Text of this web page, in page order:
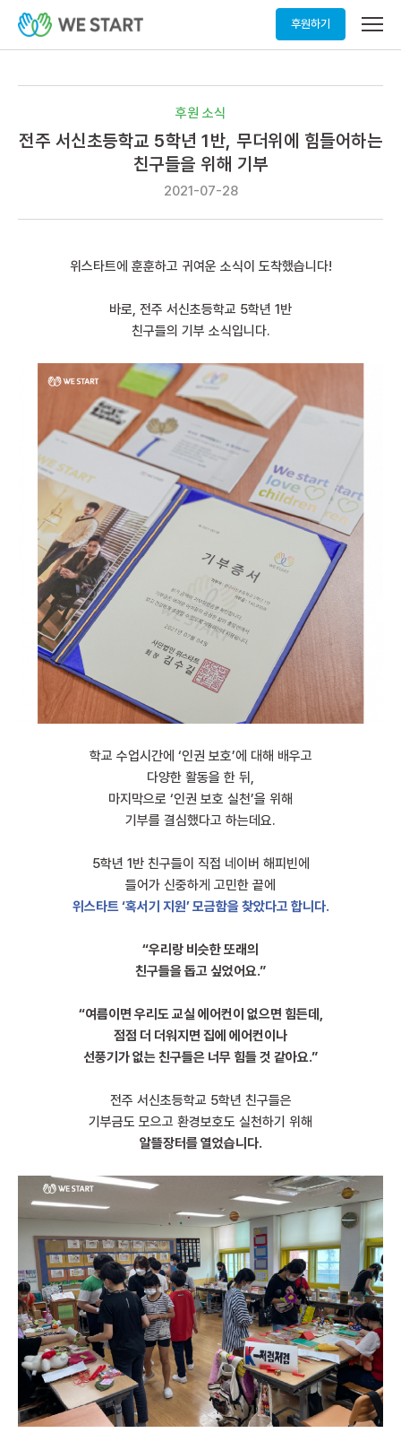
후원하기
메
열
후원 소식
전주 서신초등학교 5학년 1반, 무더위에 힘들어하는
친구들을 위해 기부
2021-07-28
위스타트에 훈훈하고 귀여운 소식이 도착했습니다!
바로, 전주 서신초등학교 5학년 1반
친구들의 기부 소식입니다.
학교 수업시간에 ‘인권 보호’에 대해 배우고
다양한 활동을 한 뒤,
마지막으로 ‘인권 보호 실천’을 위해
기부를 결심했다고 하는데요.
5학년 1반 친구들이 직접 네이버 해피빈에
들어가 신중하게 고민한 끝에
위스타트 ‘혹서기 지원’ 모금함을 찾았다고 합니다.
“우리랑 비슷한 또래의
친구들을 돕고 싶었어요.”
“여름이면 우리도교실 에어컨이 없으면 힘든데,
점점 더 더워지면 집에 에어컨이나
선풍기가 없는 친구들은 너무 힘들 것 같아요.”
전주 서신초등학교 5학년 친구들은
기부금도 모으고 환경보호도 실천하기 위해
알뜰장터를 열었습니다.